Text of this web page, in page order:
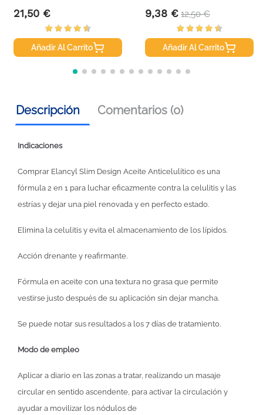
Precio
21,50 €
Añadir Al Carrito
Precio
9,38 € Precio base
12,50 €
Añadir Al Carrito
Descripción Comentarios (0)
Indicaciones
Comprar Elancyl Slim Design Aceite Anticelulítico es una
fórmula 2 en 1 para luchar eficazmente contra la celulitis y las
estrías y dejar una piel renovada y en perfecto estado.
Elimina la celulitis y evita el almacenamiento de los lípidos.
Acción drenante y reafirmante.
Fórmula en aceite con una textura no grasa que permite
vestirse justo después de su aplicación sin dejar mancha.
Se puede notar sus resultados a los 7 días de tratamiento.
Modo de empleo
Aplicar a diario en las zonas a tratar, realizando un masaje
circular en sentido ascendente, para activar la circulación y
ayudar a movilizar los nódulos de